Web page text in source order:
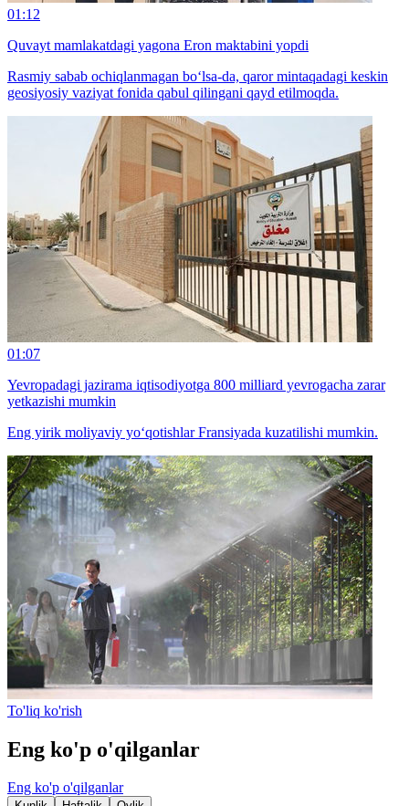
01:12
Quvayt mamlakatdagi yagona Eron maktabini yopdi
Rasmiy sabab ochiqlanmagan bo‘lsa-da, qaror mintaqadagi keskin
geosiyosiy vaziyat fonida qabul qilingani qayd etilmoqda.
01:07
Yevropadagi jazirama iqtisodiyotga 800 milliard yevrogacha zarar
yetkazishi mumkin
Eng yirik moliyaviy yo‘qotishlar Fransiyada kuzatilishi mumkin.
To'liq ko'rish
Eng ko'p o'qilganlar
Eng ko'p o'qilganlar